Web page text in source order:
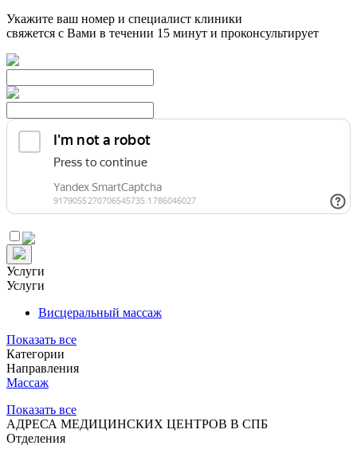
Укажите ваш номер и специалист клиники
свяжется с Вами в течении 15 минут и проконсультирует
Услуги
Услуги
Висцеральный массаж
Показать все
Категории
Направления
Массаж
Показать все
АДРЕСА МЕДИЦИНСКИХ ЦЕНТРОВ В СПБ
Отделения